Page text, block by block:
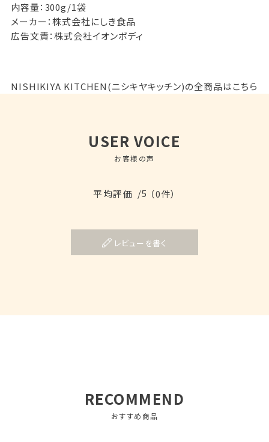
内容量：300g/1袋
メーカー：株式会社にしき食品
広告文責：株式会社イオンボディ
NISHIKIYA KITCHEN(ニシキヤキッチン)の全商品はこちら
USER VOICE
お客様の声
平均評価 /5 （0件）
レビューを書く
RECOMMEND
おすすめ商品